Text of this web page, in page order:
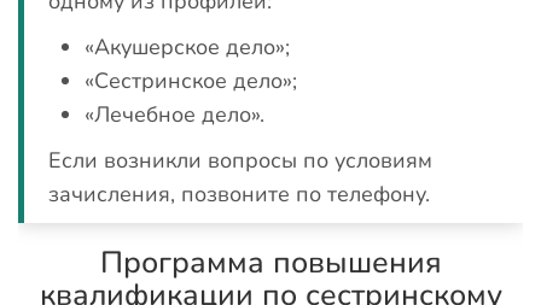
«Акушерское дело»;
«Сестринское дело»;
«Лечебное дело».
Если возникли вопросы по условиям
зачисления, позвоните по телефону.
Программа повышения
квалификации по сестринскому